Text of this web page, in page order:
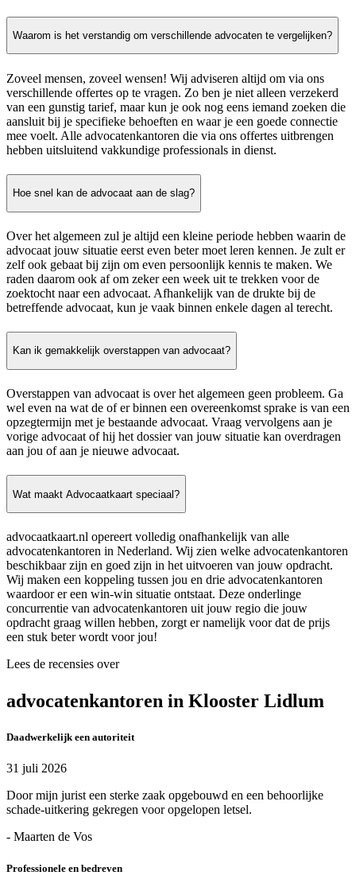
Waarom is het verstandig om verschillende advocaten te vergelijken?
Zoveel mensen, zoveel wensen! Wij adviseren altijd om via ons
verschillende offertes op te vragen. Zo ben je niet alleen verzekerd
van een gunstig tarief, maar kun je ook nog eens iemand zoeken die
aansluit bij je specifieke behoeften en waar je een goede connectie
mee voelt. Alle advocatenkantoren die via ons offertes uitbrengen
hebben uitsluitend vakkundige professionals in dienst.
Hoe snel kan de advocaat aan de slag?
Over het algemeen zul je altijd een kleine periode hebben waarin de
advocaat jouw situatie eerst even beter moet leren kennen. Je zult er
zelf ook gebaat bij zijn om even persoonlijk kennis te maken. We
raden daarom ook af om zeker een week uit te trekken voor de
zoektocht naar een advocaat. Afhankelijk van de drukte bij de
betreffende advocaat, kun je vaak binnen enkele dagen al terecht.
Kan ik gemakkelijk overstappen van advocaat?
Overstappen van advocaat is over het algemeen geen probleem. Ga
wel even na wat de of er binnen een overeenkomst sprake is van een
opzegtermijn met je bestaande advocaat. Vraag vervolgens aan je
vorige advocaat of hij het dossier van jouw situatie kan overdragen
aan jou of aan je nieuwe advocaat.
Wat maakt Advocaatkaart speciaal?
advocaatkaart.nl opereert volledig onafhankelijk van alle
advocatenkantoren in Nederland. Wij zien welke advocatenkantoren
beschikbaar zijn en goed zijn in het uitvoeren van jouw opdracht.
Wij maken een koppeling tussen jou en drie advocatenkantoren
waardoor er een win-win situatie ontstaat. Deze onderlinge
concurrentie van advocatenkantoren uit jouw regio die jouw
opdracht graag willen hebben, zorgt er namelijk voor dat de prijs
een stuk beter wordt voor jou!
Lees de recensies over
advocatenkantoren in Klooster Lidlum
Daadwerkelijk een autoriteit
31 juli 2026
Door mijn jurist een sterke zaak opgebouwd en een behoorlijke
schade-uitkering gekregen voor opgelopen letsel.
- Maarten de Vos
Professionele en bedreven